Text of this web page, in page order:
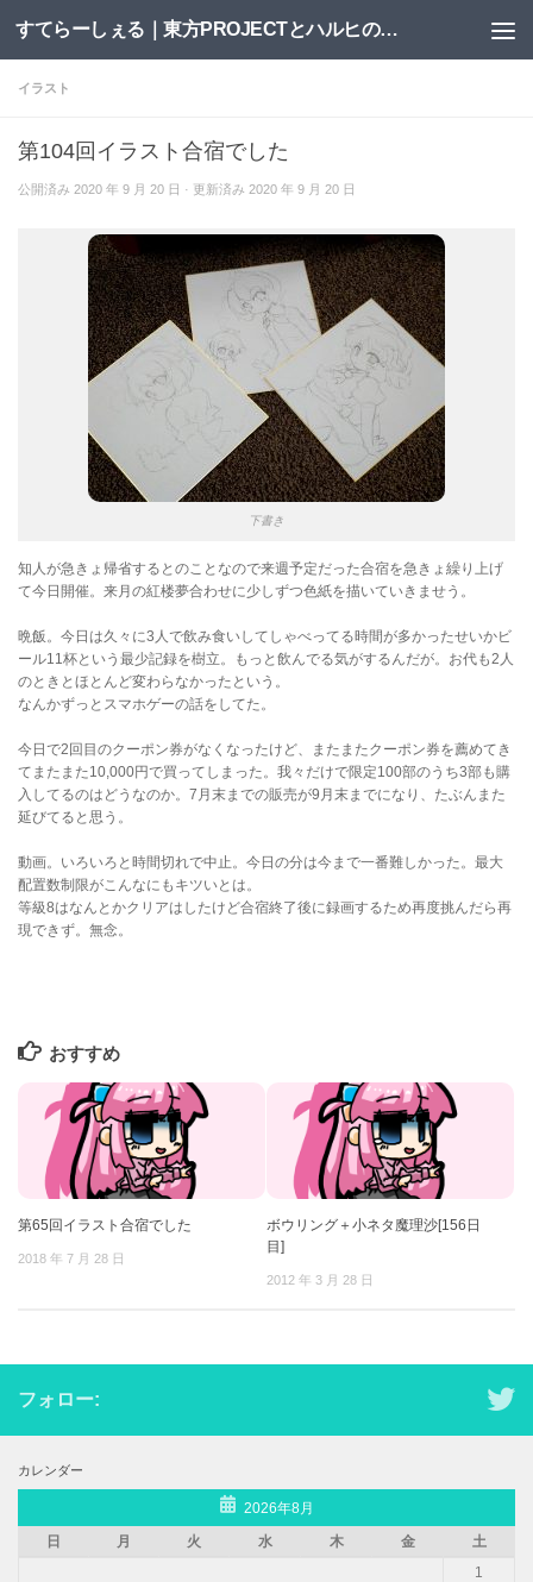
コンテンツへスキップ すてらーしぇる｜東方PROJECTとハルヒの二次創作サイト
イラスト
第104回イラスト合宿でした
公開済み 2020 年 9 月 20 日 · 更新済み 2020 年 9 月 20 日
下書き
知人が急きょ帰省するとのことなので来週予定だった合宿を急きょ繰り上げ
て今日開催。来月の紅楼夢合わせに少しずつ色紙を描いていきませう。
晩飯。今日は久々に3人で飲み食いしてしゃべってる時間が多かったせいかビ
ール11杯という最少記録を樹立。もっと飲んでる気がするんだが。お代も2人
のときとほとんど変わらなかったという。
なんかずっとスマホゲーの話をしてた。
今日で2回目のクーポン券がなくなったけど、またまたクーポン券を薦めてき
てまたまた10,000円で買ってしまった。我々だけで限定100部のうち3部も購
入してるのはどうなのか。7月末までの販売が9月末までになり、たぶんまた
延びてると思う。
動画。いろいろと時間切れで中止。今日の分は今まで一番難しかった。最大
配置数制限がこんなにもキツいとは。
等級8はなんとかクリアはしたけど合宿終了後に録画するため再度挑んだら再
現できず。無念。
おすすめ
第65回イラスト合宿でした
2018 年 7 月 28 日
ボウリング＋小ネタ魔理沙[156日
目]
2012 年 3 月 28 日
フォロー:
カレンダー
2026年8月
日
月 火 水 木 金
土
1